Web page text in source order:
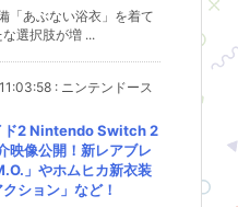
「あぶない浴衣」を着て
選択肢が増 ...
: ニンテンドース
ド2 Nintendo Switch 2
映像公開！新レアブレ
」やホムヒカ新衣装
ション」など！